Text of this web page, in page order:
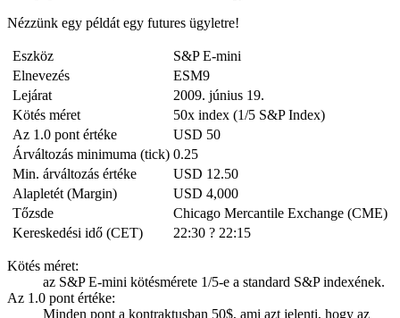
Nézzünk egy példát egy futures ügyletre!
Eszköz
S&P E-mini
Elnevezés
ESM9
Lejárat
2009. június 19.
Kötés méret
50x index (1/5 S&P Index)
Az 1.0 pont értéke
USD 50
Árváltozás minimuma (tick) 0.25
Min. árváltozás értéke
USD 12.50
Alapletét (Margin)
USD 4,000
Tőzsde
Chicago Mercantile Exchange (CME)
Kereskedési idő (CET)
22:30 ? 22:15
Kötés méret:
az S&P E-mini kötésmérete 1/5-e a standard S&P indexének.
Az 1.0 pont értéke:
Minden pont a kontraktusban 50$, ami azt jelenti, hogy az